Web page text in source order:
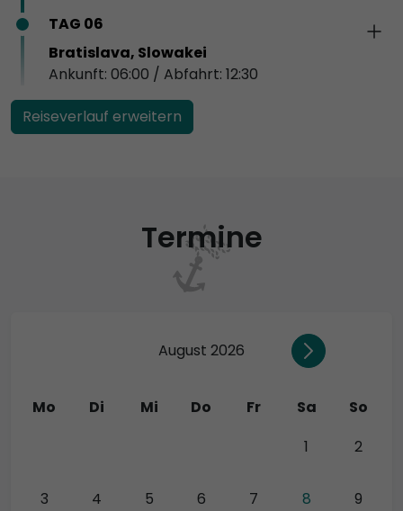
TAG 06
Bratislava, Slowakei
Ankunft: 06:00 / Abfahrt: 12:30
Reiseverlauf erweitern
Termine
August 2026
Mo Di Mi Do Fr Sa
So
1 2
3 4 5 6 7 8 9